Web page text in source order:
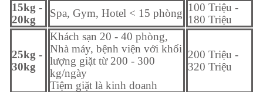
15kg -
20kg
Spa, Gym, Hotel < 15 phòng 100 Triệu -
180 Triệu
25kg -
30kg
Khách sạn 20 - 40 phòng,
Nhà máy, bệnh viện với khối
lượng giặt từ 200 - 300
kg/ngày
Tiệm giặt là kinh doanh
200 Triệu -
320 Triệu